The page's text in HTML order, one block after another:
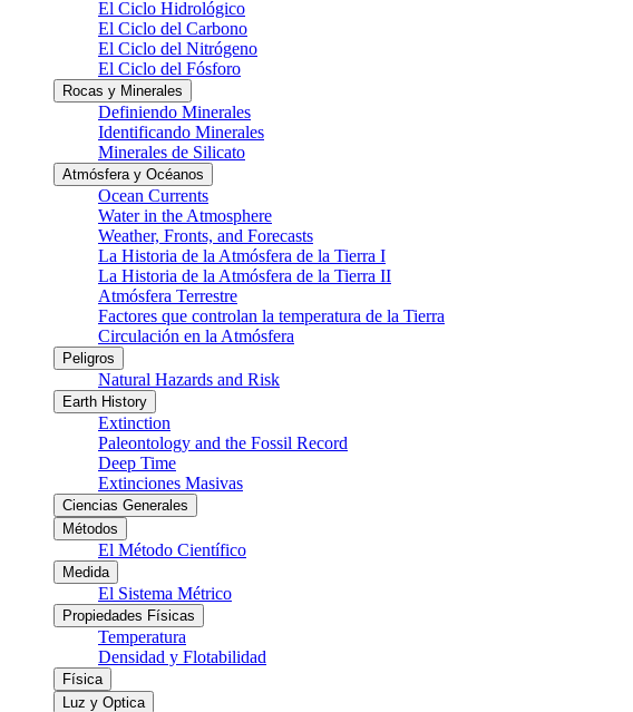
El Ciclo Hidrológico
El Ciclo del Carbono
El Ciclo del Nitrógeno
El Ciclo del Fósforo
Rocas y Minerales
Definiendo Minerales
Identificando Minerales
Minerales de Silicato
Atmósfera y Océanos
Ocean Currents
Water in the Atmosphere
Weather, Fronts, and Forecasts
La Historia de la Atmósfera de la Tierra I
La Historia de la Atmósfera de la Tierra II
Atmósfera Terrestre
Factores que controlan la temperatura de la Tierra
Circulación en la Atmósfera
Peligros
Natural Hazards and Risk
Earth History
Extinction
Paleontology and the Fossil Record
Deep Time
Extinciones Masivas
Ciencias Generales
Métodos
El Método Científico
Medida
El Sistema Métrico
Propiedades Físicas
Temperatura
Densidad y Flotabilidad
Física
Luz y Optica